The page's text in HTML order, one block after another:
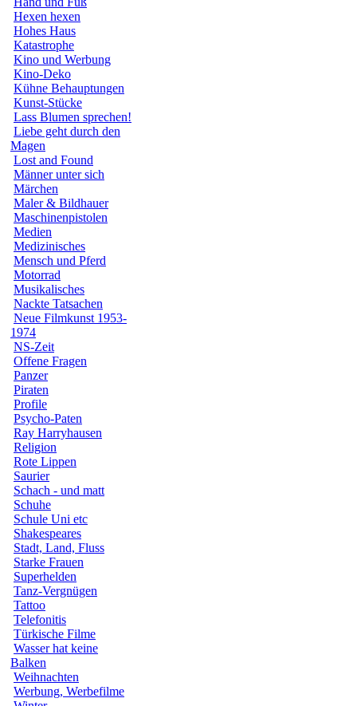
Hexen hexen
Hohes Haus
Katastrophe
Kino und Werbung
Kino-Deko
Kühne Behauptungen
Kunst-Stücke
Lass Blumen sprechen!
Liebe geht durch den
Magen
Lost and Found
Männer unter sich
Märchen
Maler & Bildhauer
Maschinenpistolen
Medien
Medizinisches
Mensch und Pferd
Motorrad
Musikalisches
Nackte Tatsachen
Neue Filmkunst 1953-
1974
NS-Zeit
Offene Fragen
Panzer
Piraten
Profile
Psycho-Paten
Ray Harryhausen
Religion
Rote Lippen
Saurier
Schach - und matt
Schuhe
Schule Uni etc
Shakespeares
Stadt, Land, Fluss
Starke Frauen
Superhelden
Tanz-Vergnügen
Tattoo
Telefonitis
Türkische Filme
Wasser hat keine
Balken
Weihnachten
Werbung, Werbefilme